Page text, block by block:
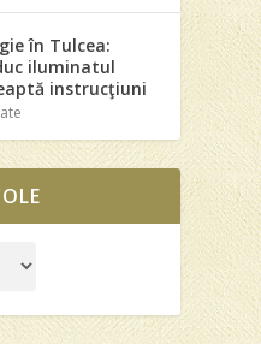
în Tulcea:
iluminatul
instrucţiuni